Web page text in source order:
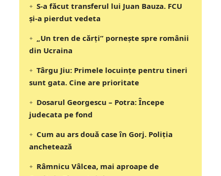
S-a făcut transferul lui Juan Bauza. FCU
și-a pierdut vedeta
„Un tren de cărți” pornește spre românii
din Ucraina
Târgu Jiu: Primele locuințe pentru tineri
sunt gata. Cine are prioritate
Dosarul Georgescu – Potra: Începe
judecata pe fond
Cum au ars două case în Gorj. Poliția
anchetează
Râmnicu Vâlcea, mai aproape de